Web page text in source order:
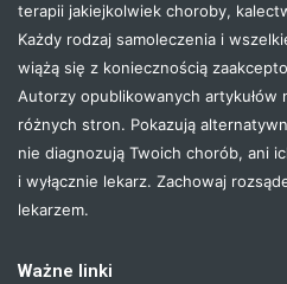
terapii jakiejkolwiek choroby,
Każdy rodzaj samoleczenia i
wiążą się z koniecznością
Autorzy opublikowanych artykułów
różnych stron. Pokazują
nie diagnozują Twoich chorób, ani
i wyłącznie lekarz. Zachowaj
lekarzem.
Ważne linki